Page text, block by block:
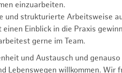
einzuarbeiten.
und strukturierte Arbeitsweise
Einblick in die Praxis
gerne im Team.
und Austausch und
Lebenswegen willkommen. Wir